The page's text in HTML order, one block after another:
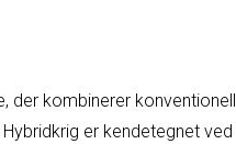
der kombinerer
er kendetegnet